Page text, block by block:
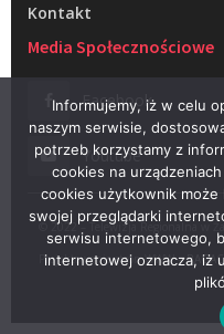
Kontakt
Media Społecznościowe
Facebook
Youtube
© 2022 – Telewizja Regionalna w
Projektowanie stron WWW –
Informujemy, iż w celu
naszym serwisie,
potrzeb korzystamy z
cookies na
cookies użytkownik
swojej przeglądarki
serwisu internetowego,
internetowej oznacza, iż